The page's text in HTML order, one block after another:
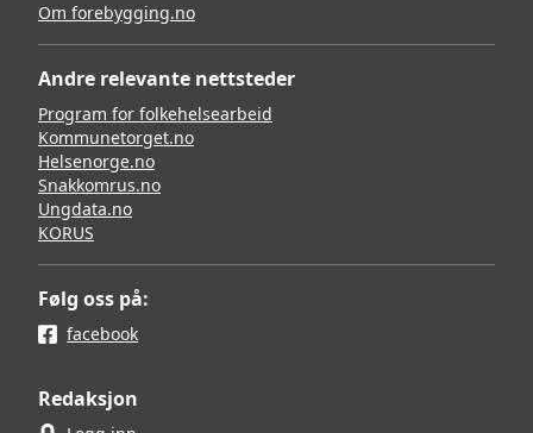
Om forebygging.no
Andre relevante nettsteder
Program for folkehelsearbeid
Kommunetorget.no
Helsenorge.no
Snakkomrus.no
Ungdata.no
KORUS
Følg oss på:
facebook
Redaksjon